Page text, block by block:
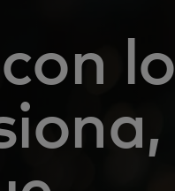
lo